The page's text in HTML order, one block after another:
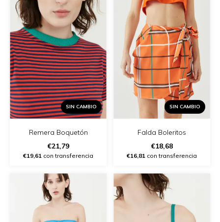
SIN CAMBIO
Remera Boquetón
€21,79
€19,61 con transferencia
SIN CAMBIO
Falda Boleritos
€18,68
€16,81 con transferencia